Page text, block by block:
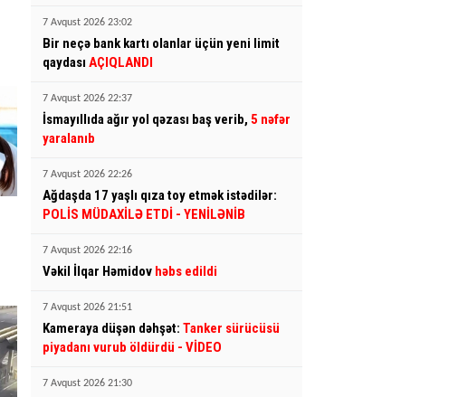
7 Avqust 2026 23:02
Bir neçə bank kartı olanlar üçün yeni limit
qaydası AÇIQLANDI
7 Avqust 2026 22:37
İsmayıllıda ağır yol qəzası baş verib, 5 nəfər
yaralanıb
7 Avqust 2026 22:26
Ağdaşda 17 yaşlı qıza toy etmək istədilər:
POLİS MÜDAXİLƏ ETDİ - YENİLƏNİB
7 Avqust 2026 22:16
Vəkil İlqar Həmidov həbs edildi
7 Avqust 2026 21:51
Kameraya düşən dəhşət: Tanker sürücüsü
piyadanı vurub öldürdü - VİDEO
7 Avqust 2026 21:30